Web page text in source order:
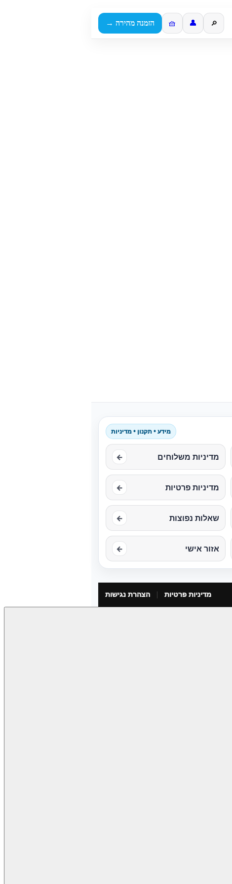
🔎
👤
🧺 הזמנה מהירה →
מידע • תקנון • מדיניות
מדיניות משלוחים ←
מדיניות פרטיות ←
שאלות נפוצות ←
אזור אישי ←
מדיניות פרטיות הצהרת נגישות